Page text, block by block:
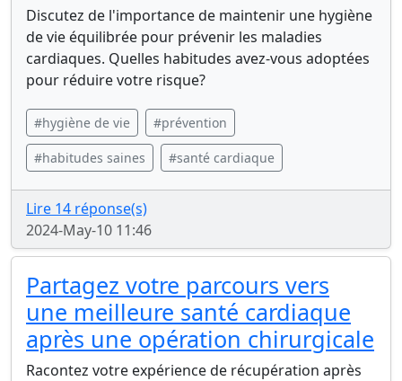
Discutez de l'importance de maintenir une hygiène
de vie équilibrée pour prévenir les maladies
cardiaques. Quelles habitudes avez-vous adoptées
pour réduire votre risque?
#hygiène de vie #prévention
#habitudes saines #santé cardiaque
Lire 14 réponse(s)
2024-May-10 11:46
Partagez votre parcours vers
une meilleure santé cardiaque
après une opération chirurgicale
Racontez votre expérience de récupération après